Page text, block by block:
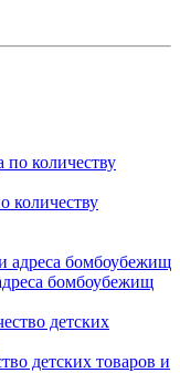
количеству
бомбоубежищ
детских товаров и